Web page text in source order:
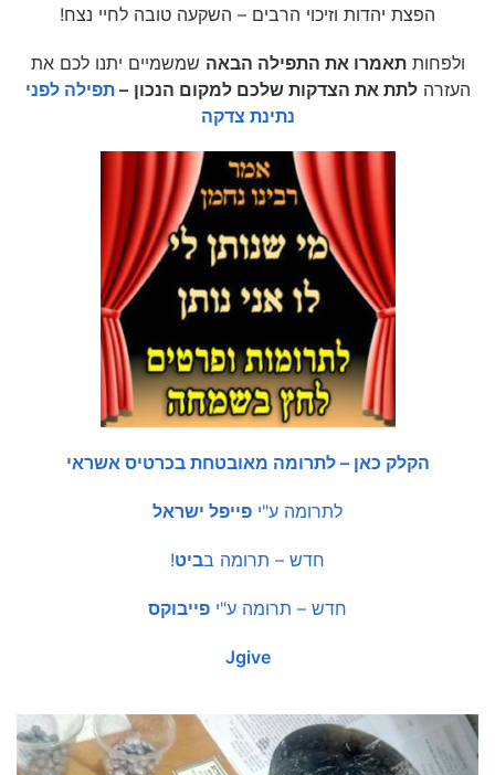
הפצת יהדות וזיכוי הרבים – השקעה טובה לחיי נצח!
ולפחותתאמרו את התפילה הבאה שמשמיים יתנו לכם את
העזרהלתת את הצדקות שלכם למקום הנכון –תפילה לפני
נתינת צדקה
הקלק כאן – לתרומה מאובטחת בכרטיס אשראי
לתרומה ע"י פייפל ישראל
חדש – תרומה בביט!
חדש – תרומה ע"י פייבוקס
Jgive